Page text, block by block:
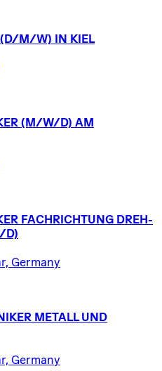
(D/​M/​W) IN KIEL
(M/W/D) AM
FACHRICHTUNG DREH-
D)
Germany
METALL UND
Germany